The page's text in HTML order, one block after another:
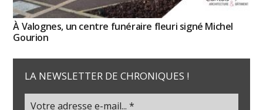
À Valognes, un centre funéraire fleuri signé Michel
Gourion
LA NEWSLETTER DE CHRONIQUES !